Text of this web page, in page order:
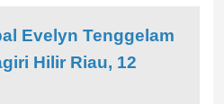
Evelyn Tenggelam
Hilir Riau, 12